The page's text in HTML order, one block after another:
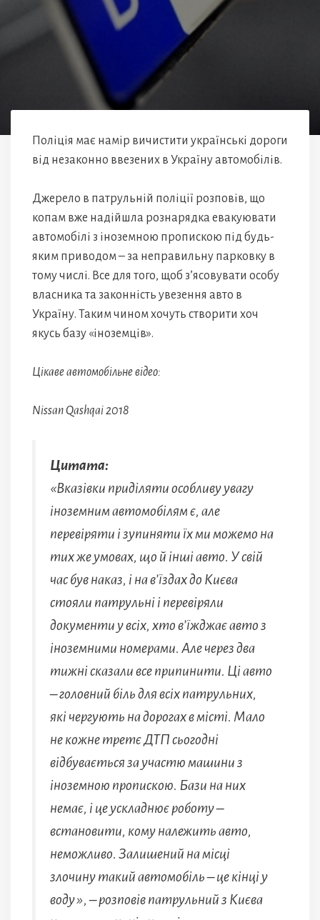
Поліція має намір вичистити українські дороги
від незаконно ввезених в Україну автомобілів.
Джерело в патрульній поліції розповів, що
копам вже надійшла рознарядка евакуювати
автомобілі з іноземною пропискою під будь-
яким приводом – за неправильну парковку в
тому числі. Все для того, щоб з’ясовувати особу
власника та законність увезення авто в
Україну. Таким чином хочуть створити хоч
якусь базу «іноземців».
Цікаве автомобільне відео:
Nissan Qashqai 2018
Цитата:
«Вказівки приділяти особливу увагу
іноземним автомобілям є, але
перевіряти і зупиняти їх ми можемо на
тих же умовах, що й інші авто. У свій
час був наказ, і на в’їздах до Києва
стояли патрульні і перевіряли
документи у всіх, хто в’їжджає авто з
іноземними номерами. Але через два
тижні сказали все припинити. Ці авто
– головний біль для всіх патрульних,
які чергують на дорогах в місті. Мало
не кожне третє ДТП сьогодні
відбувається за участю машини з
іноземною пропискою. Бази на них
немає, і це ускладнює роботу –
встановити, кому належить авто,
неможливо. Залишений на місці
злочину такий автомобіль – це кінці у
воду », – розповів патрульний з Києва